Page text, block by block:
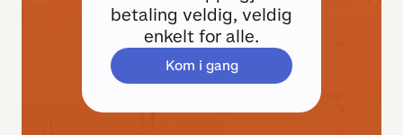
betaling veldig, veldig
enkelt for alle.
Kom i gang